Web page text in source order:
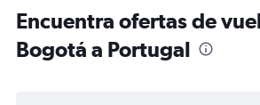
Encuentra ofertas de
Bogotá a Portugal